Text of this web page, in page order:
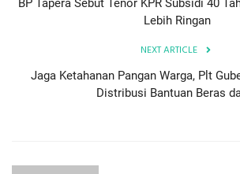
BP Tapera Sebut Tenor KPR Subsidi 40
Lebih Ringan
NEXT ARTICLE
Jaga Ketahanan Pangan Warga, Plt
Distribusi Bantuan Beras